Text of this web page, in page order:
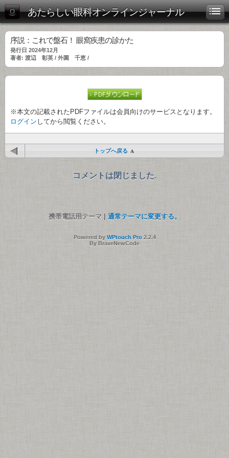
あたらしい眼科オンラインジャーナル
序説：これで盤石！ 眼窩疾患の診かた
発行日 2024年12月
著者: 渡辺 彰英 / 外園 千恵 /
※本文の記載されたPDFファイルは会員向けのサービスとなります。
ログイン してから閲覧ください。
トップへ戻る
コメントは閉じました.
携帯電話用テーマ | 通常テーマに変更する。
Powered by WPtouch Pro2.2.4
By BraveNewCode